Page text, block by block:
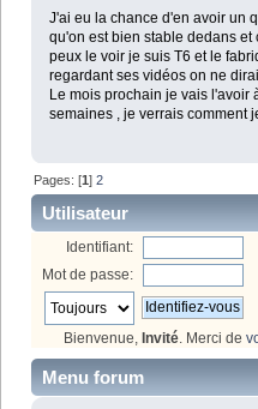
J'ai eu la chance d'en avoir un
qu'on est bien stable dedans et
peux le voir je suis T6 et le
regardant ses vidéos on ne
Le mois prochain je vais l'avoir
semaines , je verrais comment
Pages: [1]2
Utilisateur
Identifiant:
Mot de passe:
Bienvenue, Invité. Merci de
Menu forum